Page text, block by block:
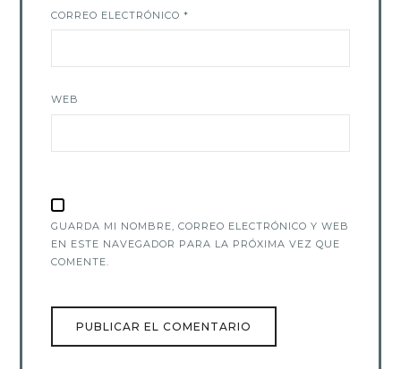
CORREO ELECTRÓNICO*
WEB
GUARDA MI NOMBRE, CORREO ELECTRÓNICO Y WEB
EN ESTE NAVEGADOR PARA LA PRÓXIMA VEZ QUE
COMENTE.